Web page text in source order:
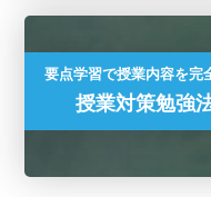
要点学習で授業内容を完
授業対策勉強